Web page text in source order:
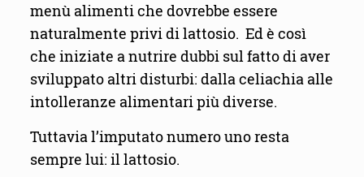
menù alimenti che dovrebbe essere
naturalmente privi di lattosio. Ed è così
che iniziate a nutrire dubbi sul fatto di aver
sviluppato altri disturbi: dalla celiachia alle
intolleranze alimentari più diverse.
Tuttavia l’imputato numero uno resta
sempre lui: il lattosio.